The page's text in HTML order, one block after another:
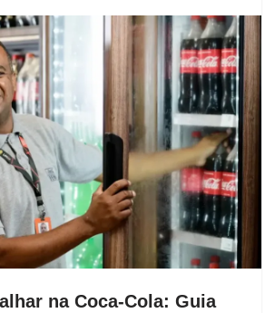
na Coca-Cola: Guia